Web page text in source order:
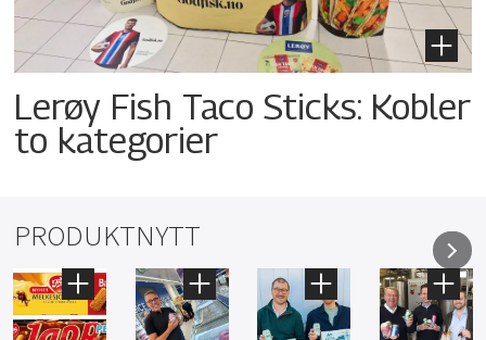
Lerøy Fish Taco Sticks: Kobler
to kategorier
PRODUKTNYTT